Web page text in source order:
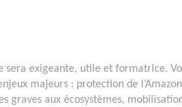
sera exigeante, utile et formatrice.
majeurs : protection de
graves aux écosystèmes,